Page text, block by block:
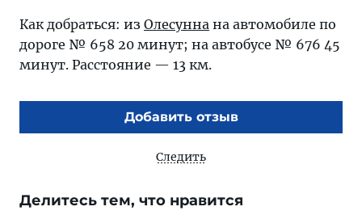
Как добраться: из Олесунна на автомобиле по
дороге № 658 20 минут; на автобусе № 676 45
минут. Расстояние — 13 км.
Добавить отзыв
Следить
Делитесь тем, что нравится